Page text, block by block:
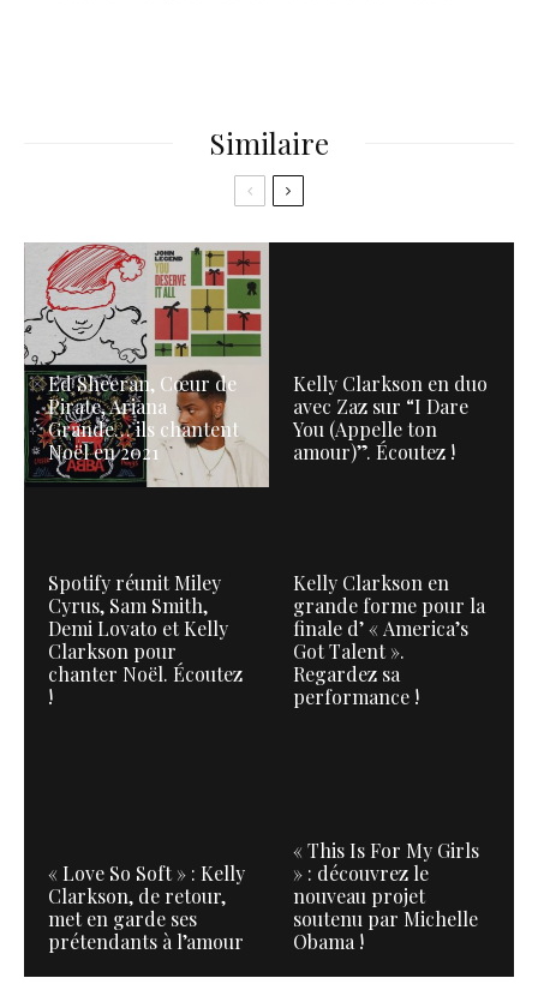
Similaire
Ed Sheeran, Cœur de
Pirate, Ariana
Grande… ils chantent
Noël en 2021
Kelly Clarkson en duo
avec Zaz sur “I Dare
You (Appelle ton
amour)”. Écoutez !
Spotify réunit Miley
Cyrus, Sam Smith,
Demi Lovato et Kelly
Clarkson pour
chanter Noël. Écoutez
!
Kelly Clarkson en
grande forme pour la
finale d’ « America’s
Got Talent ».
Regardez sa
performance !
« Love So Soft » : Kelly
Clarkson, de retour,
met en garde ses
prétendants à l’amour
« This Is For My Girls
» : découvrez le
nouveau projet
soutenu par Michelle
Obama !